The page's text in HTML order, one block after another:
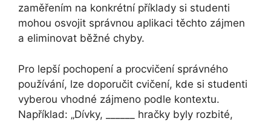
zaměřením na konkrétní příklady si studenti
mohou osvojit správnou aplikaci těchto zájmen
a eliminovat běžné chyby.
Pro lepší pochopení a procvičení správného
používání, lze doporučit cvičení, kde si studenti
vyberou vhodné zájmeno podle kontextu.
Například: „Dívky, ______ hračky byly rozbité,